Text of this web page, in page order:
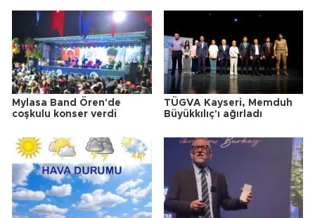
Mylasa Band Ören'de
coşkulu konser verdi
TÜGVA Kayseri, Memduh
Büyükkılıç'ı ağırladı